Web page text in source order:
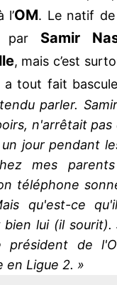
l’OM. Le natif de
par Samir
, mais c’est
a tout fait
parler.
n'arrêtait
jour pendant
mes
téléphone
qu'est-ce
lui (il sourit).
président de
en Ligue 2. »